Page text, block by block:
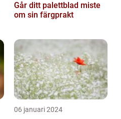
Går ditt palettblad miste
om sin färgprakt
06 januari 2024